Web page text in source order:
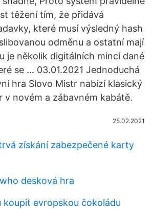
těžení tím, že přidává
které musí výsledný hash
odměnu a ostatní mají
je několik digitálních mincí dané
se … 03.01.2021 Jednoduchá
hra Slovo Mistr nabízí klasický
v novém a zábavném kabátě.
25.02.2021
získání zabezpečené karty
desková hra
koupit evropskou čokoládu